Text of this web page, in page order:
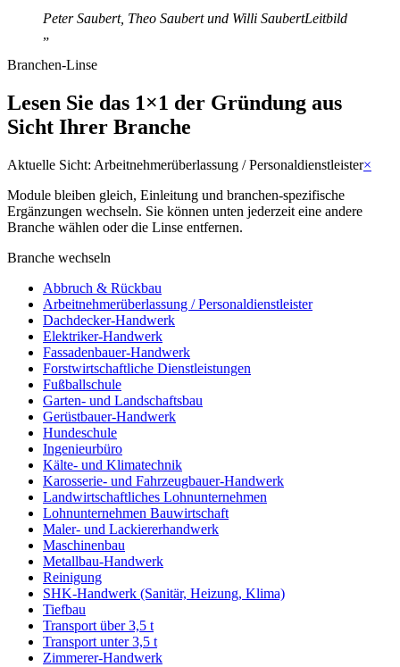
Peter Saubert, Theo Saubert und Willi SaubertLeitbild
„
Branchen-Linse
Lesen Sie das 1×1 der Gründung aus
Sicht Ihrer Branche
Aktuelle Sicht: Arbeitnehmerüberlassung / Personaldienstleister×
Module bleiben gleich, Einleitung und branchen-spezifische
Ergänzungen wechseln. Sie können unten jederzeit eine andere
Branche wählen oder die Linse entfernen.
Branche wechseln
Abbruch & Rückbau
Arbeitnehmerüberlassung / Personaldienstleister
Dachdecker-Handwerk
Elektriker-Handwerk
Fassadenbauer-Handwerk
Forstwirtschaftliche Dienstleistungen
Fußballschule
Garten- und Landschaftsbau
Gerüstbauer-Handwerk
Hundeschule
Ingenieurbüro
Kälte- und Klimatechnik
Karosserie- und Fahrzeugbauer-Handwerk
Landwirtschaftliches Lohnunternehmen
Lohnunternehmen Bauwirtschaft
Maler- und Lackiererhandwerk
Maschinenbau
Metallbau-Handwerk
Reinigung
SHK-Handwerk (Sanitär, Heizung, Klima)
Tiefbau
Transport über 3,5 t
Transport unter 3,5 t
Zimmerer-Handwerk